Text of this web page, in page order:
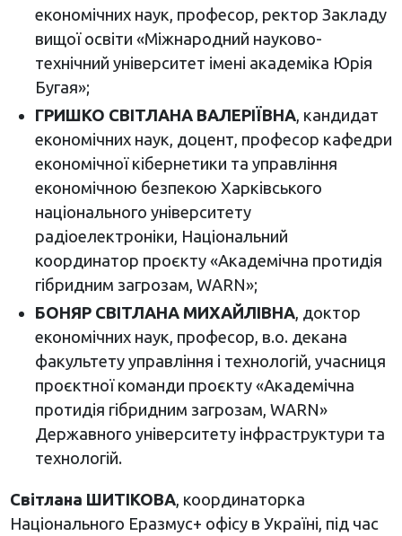
економічних наук, професор, ректор Закладу
вищої освіти «Міжнародний науково-
технічний університет імені академіка Юрія
Бугая»;
ГРИШКО СВІТЛАНА ВАЛЕРІЇВНА, кандидат
економічних наук, доцент, професор кафедри
економічної кібернетики та управління
економічною безпекою Харківського
національного університету
радіоелектроніки, Національний
координатор проєкту «Академічна протидія
гібридним загрозам, WARN»;
БОНЯР СВІТЛАНА МИХАЙЛІВНА, доктор
економічних наук, професор, в.о. декана
факультету управління і технологій, учасниця
проєктної команди проєкту «Академічна
протидія гібридним загрозам, WARN»
Державного університету інфраструктури та
технологій.
Світлана ШИТІКОВА, координаторка
Національного Еразмус+ офісу в Україні, під час